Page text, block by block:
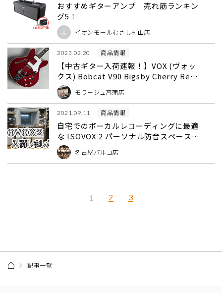
おすすめギターアンプ 売れ筋ランキン
グ5！
イオンモールむさし村山店
2023.02.20 商品情報
【中古ギター入荷速報！】VOX (ヴォッ
クス) Bobcat V90 Bigsby Cherry Red
WEB購入できます！
モラージュ菖蒲店
2021.09.11 商品情報
自宅でのボーカルレコーディングに最適
な ISOVOX 2 パーソナル防音スペース /
ボーカルブース、当店に入荷しました！
名古屋パルコ店
記事一覧